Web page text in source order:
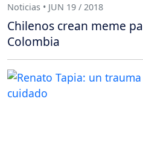
Noticias • JUN 19 / 2018
Chilenos crean meme
Colombia